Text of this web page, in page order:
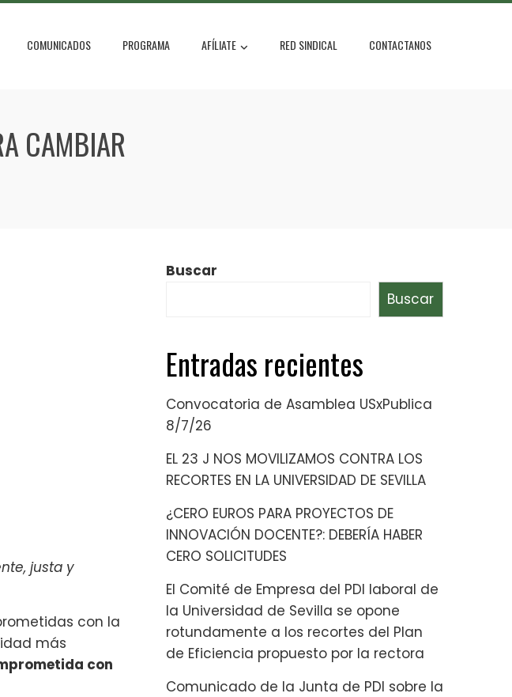
COMUNICADOS PROGRAMA AFÍLIATE RED SINDICAL CONTACTANOS
CAMBIAR
justa y
con la
más
con
Buscar
Buscar
Entradas recientes
Convocatoria de Asamblea USxPublica
8/7/26
EL 23 J NOS MOVILIZAMOS CONTRA LOS
RECORTES EN LA UNIVERSIDAD DE SEVILLA
¿CERO EUROS PARA PROYECTOS DE
INNOVACIÓN DOCENTE?: DEBERÍA HABER
CERO SOLICITUDES
El Comité de Empresa del PDI laboral de
la Universidad de Sevilla se opone
rotundamente a los recortes del Plan
de Eficiencia propuesto por la rectora
Comunicado de la Junta de PDI sobre la